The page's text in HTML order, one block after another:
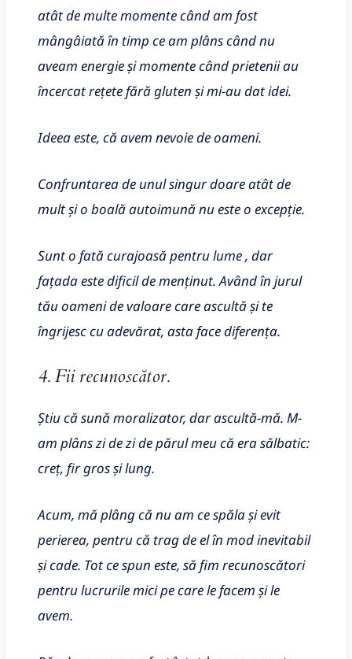
atât de multe momente când am fost
mângâiată în timp ce am plâns când nu
aveam energie și momente când prietenii au
încercat rețete fără gluten și mi-au dat idei.
Ideea este, că avem nevoie de oameni.
Confruntarea de unul singur doare atât de
mult și o boală autoimună nu este o excepție.
Sunt o fată curajoasă pentru lume , dar
fațada este dificil de menținut. Având în jurul
tău oameni de valoare care ascultă și te
îngrijesc cu adevărat, asta face diferența.
4. Fii recunoscător.
Știu că sună moralizator, dar ascultă-mă. M-
am plâns zi de zi de părul meu că era sălbatic:
creț, fir gros și lung.
Acum, mă plâng că nu am ce spăla și evit
perierea, pentru că trag de el în mod inevitabil
și cade. Tot ce spun este, să fim recunoscători
pentru lucrurile mici pe care le facem și le
avem.